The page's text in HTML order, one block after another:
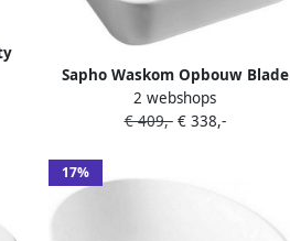
Sapho Waskom Opbouw Blade
Vierkant 40x40x11.5 cm
Keramiek Wit
2 webshops
€ 409,-€ 338,-
17%